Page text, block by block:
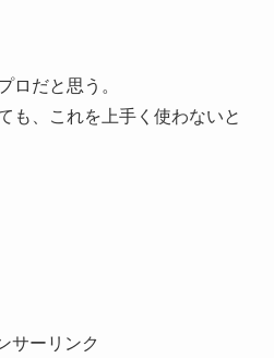
ロだと思う。
も、これを上手く使わないと
サーリンク